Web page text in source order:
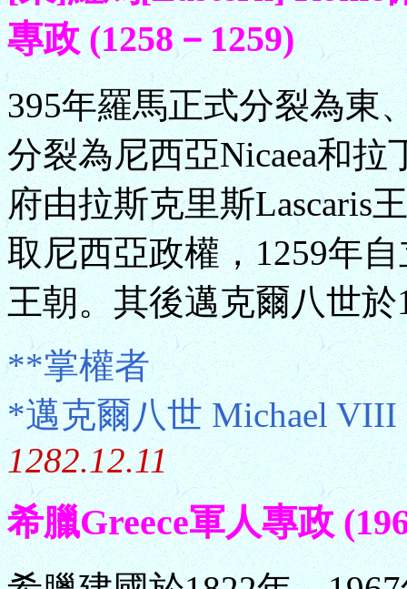
專政 (1258－1259)
395年羅馬正式分裂為東
分裂為尼西亞Nicaea和
府由拉斯克里斯Lascaris
取尼西亞政權，1259年
王朝。其後邁克爾八世
**掌權者
*邁克爾八世 Michael
1282.12.11
希臘Greece軍人專政